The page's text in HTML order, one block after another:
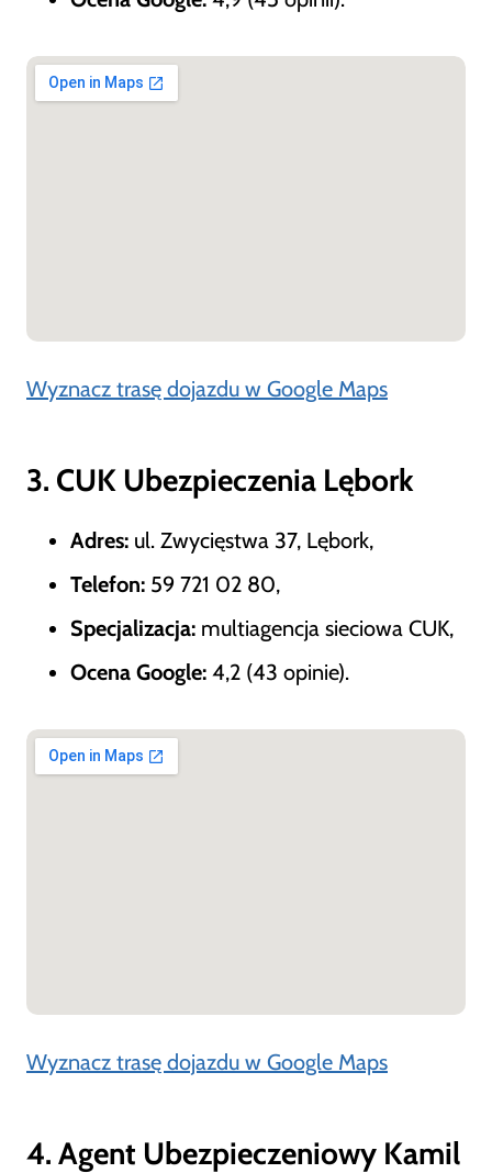
Wyznacz trasę dojazdu w Google Maps
3. CUK Ubezpieczenia Lębork
Adres: ul. Zwycięstwa 37, Lębork,
Telefon: 59 721 02 80,
Specjalizacja: multiagencja sieciowa CUK,
Ocena Google: 4,2 (43 opinie).
Wyznacz trasę dojazdu w Google Maps
4. Agent Ubezpieczeniowy Kamil